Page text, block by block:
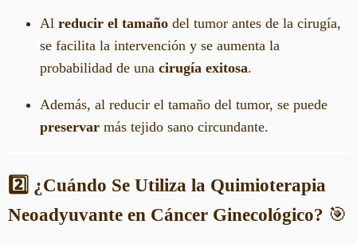
Al reducir el tamaño del tumor antes de la cirugía,
se facilita la intervención y se aumenta la
probabilidad de una cirugía exitosa.
Además, al reducir el tamaño del tumor, se puede
preservar más tejido sano circundante.
2️⃣ ¿Cuándo Se Utiliza la Quimioterapia
Neoadyuvante en Cáncer Ginecológico? 🎯